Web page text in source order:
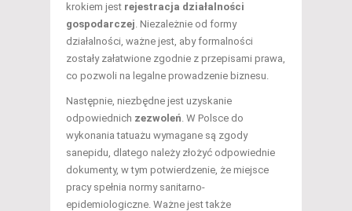
krokiem jest rejestracja działalności
gospodarczej . Niezależnie od formy
działalności, ważne jest, aby formalności
zostały załatwione zgodnie z przepisami prawa,
co pozwoli na legalne prowadzenie biznesu.
Następnie, niezbędne jest uzyskanie
odpowiednich zezwoleń . W Polsce do
wykonania tatuażu wymagane są zgody
sanepidu, dlatego należy złożyć odpowiednie
dokumenty, w tym potwierdzenie, że miejsce
pracy spełnia normy sanitarno-
epidemiologiczne. Ważne jest także